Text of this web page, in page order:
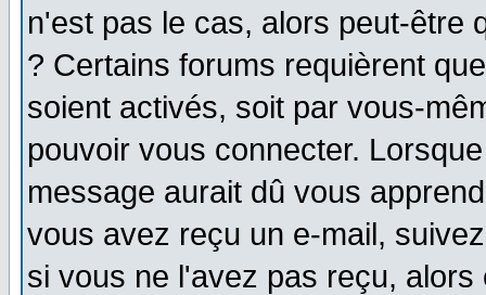
n'est pas le cas, alors peut-être
? Certains forums requièrent
soient activés, soit par vous-
pouvoir vous connecter.
message aurait dû vous
vous avez reçu un e-mail,
si vous ne l'avez pas reçu,